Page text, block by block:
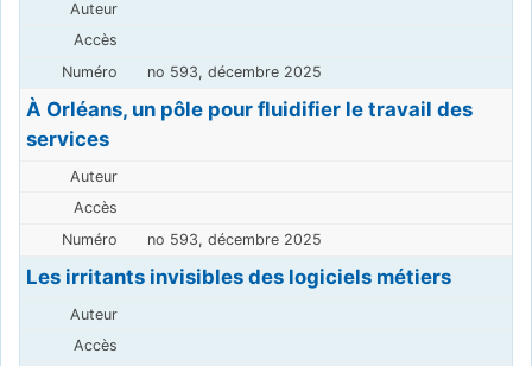
no 593, décembre 2025
À Orléans, un pôle pour fluidifier le travail des
services
no 593, décembre 2025
Les irritants invisibles des logiciels métiers